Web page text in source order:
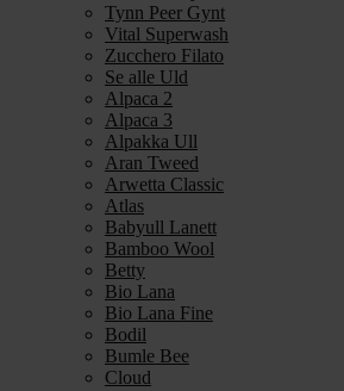
Tynn Peer Gynt
Vital Superwash
Zucchero Filato
Se alle Uld
Alpaca 2
Alpaca 3
Alpakka Ull
Aran Tweed
Arwetta Classic
Atlas
Babyull Lanett
Bamboo Wool
Betty
Bio Lana
Bio Lana Fine
Bodil
Bumle Bee
Cloud